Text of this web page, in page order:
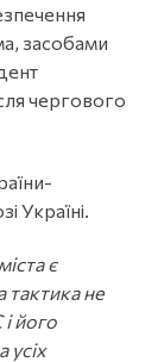
засобами
чергового
Україні.
є
тактика не
і його
усіх